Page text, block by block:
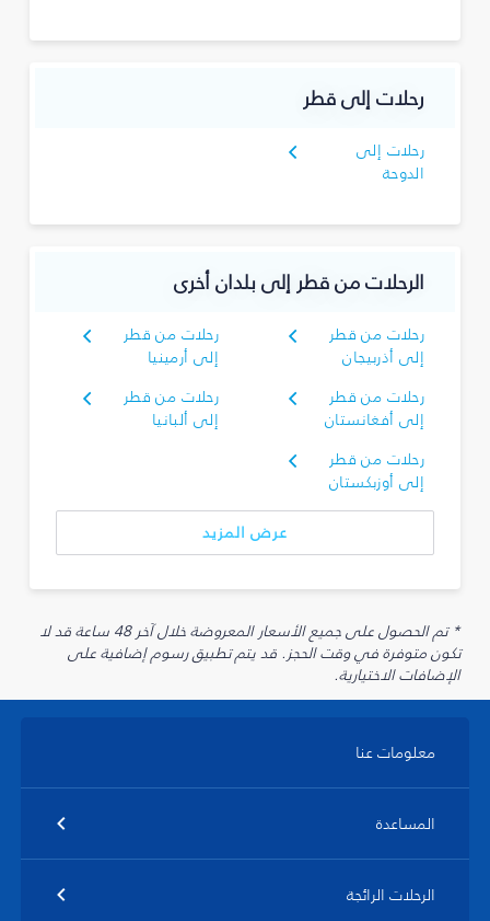
رحلات إلى قطر
رحلات إلى
الدوحة
الرحلات من قطر إلى بلدان أخرى
رحلات من قطر
إلى أذربيجان
رحلات من قطر
إلى أرمينيا
رحلات من قطر
إلى أفغانستان
رحلات من قطر
إلى ألبانيا
رحلات من قطر
إلى أوزبكستان
عرض المزيد
* تم الحصول على جميع الأسعار المعروضة خلال آخر 48 ساعة قد لا
تكون متوفرة في وقت الحجز. قد يتم تطبيق رسوم إضافية على
الإضافات الاختيارية.
معلومات عنا
المساعدة
الرحلات الرائجة